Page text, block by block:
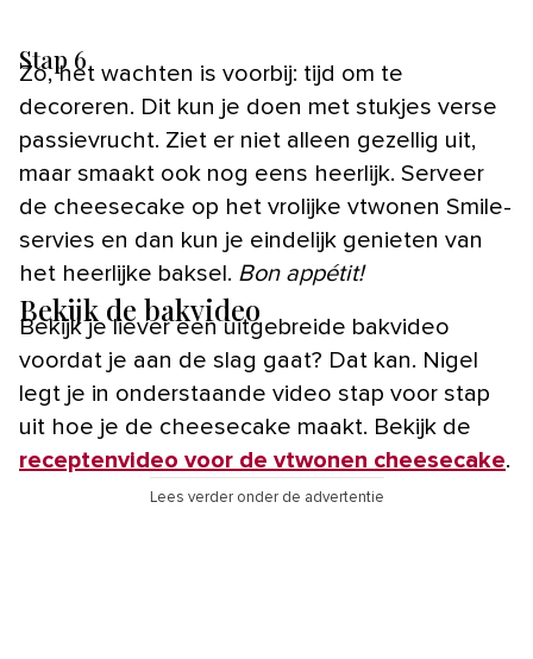
Stap 6
Zo, het wachten is voorbij: tijd om te
decoreren. Dit kun je doen met stukjes verse
passievrucht. Ziet er niet alleen gezellig uit,
maar smaakt ook nog eens heerlijk. Serveer
de cheesecake op het vrolijke vtwonen Smile-
servies en dan kun je eindelijk genieten van
het heerlijke baksel. Bon appétit!
Bekijk de bakvideo
Bekijk je liever een uitgebreide bakvideo
voordat je aan de slag gaat? Dat kan. Nigel
legt je in onderstaande video stap voor stap
uit hoe je de cheesecake maakt. Bekijk de
receptenvideo voor de vtwonen cheesecake.
Lees verder onder de advertentie